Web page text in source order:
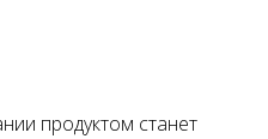
продуктом станет